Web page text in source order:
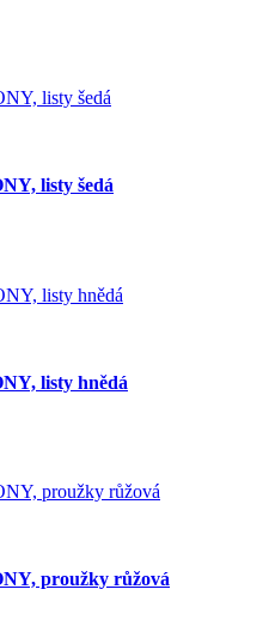
listy šedá
listy hnědá
proužky růžová